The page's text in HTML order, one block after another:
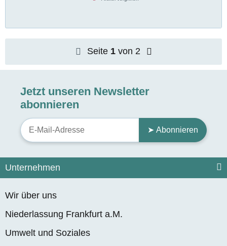
Seite 1von 2
Jetzt unseren Newsletter
abonnieren
➤ Abonnieren
Unternehmen
Wir über uns
Niederlassung Frankfurt a.M.
Umwelt und Soziales